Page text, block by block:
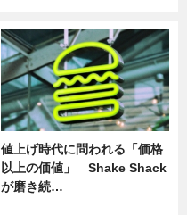
値上げ時代に問われる「価格
以上の価値」 Shake Shack
が磨き続…